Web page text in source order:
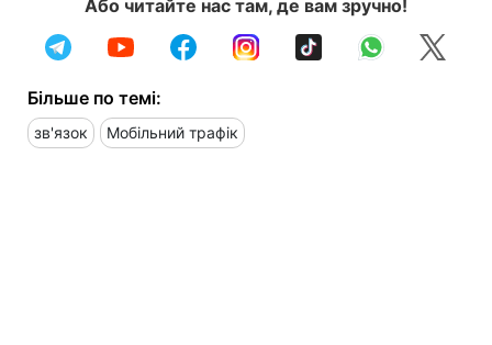
Або читайте нас там, де вам зручно!
Більше по темі:
зв'язок Мобільний трафік